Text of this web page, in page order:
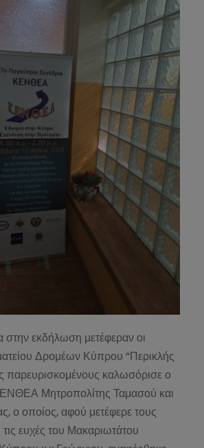
στην εκδήλωση μετέφεραν οι
Δρομέων Κύπρου “Περικλής
παρευρισκομένους καλωσόρισε ο
Μητροπολίτης Ταμασού και
ο οποίος, αφού μετέφερε τους
τις ευχές του Μακαριωτάτου